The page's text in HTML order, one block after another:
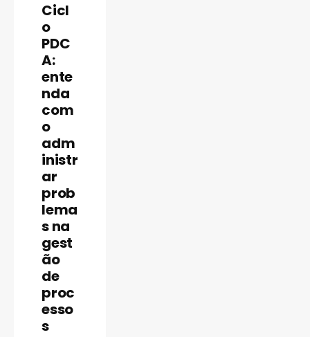
Cicl
o
PDC
A:
ente
nda
com
o
adm
inistr
ar
prob
lema
s na
gest
ão
de
proc
esso
s
INBRASC